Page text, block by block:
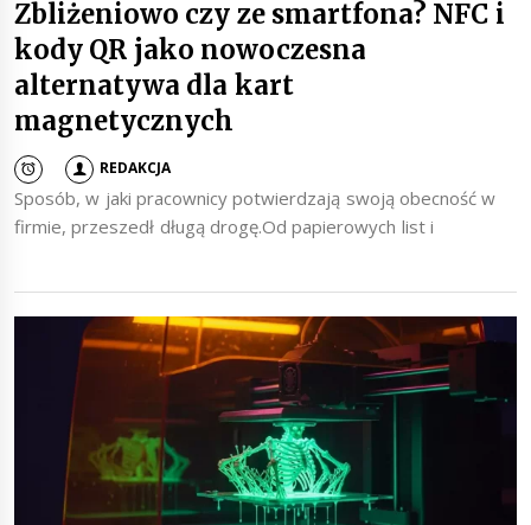
Zbliżeniowo czy ze smartfona? NFC i
kody QR jako nowoczesna
alternatywa dla kart
magnetycznych
REDAKCJA
Sposób, w jaki pracownicy potwierdzają swoją obecność w
firmie, przeszedł długą drogę.Od papierowych list i